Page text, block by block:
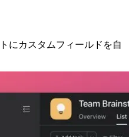
にカスタムフィールドを自